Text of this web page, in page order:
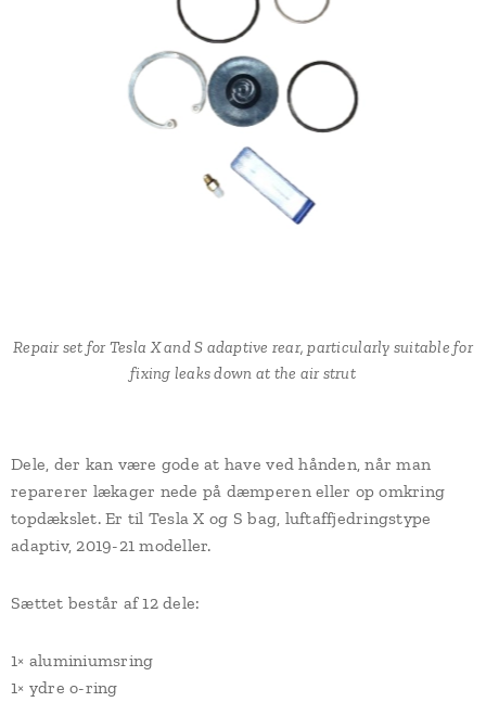
Repair set for Tesla X and S adaptive rear, particularly suitable for
fixing leaks down at the air strut
Dele, der kan være gode at have ved hånden, når man
reparerer lækager nede på dæmperen eller op omkring
topdækslet. Er til Tesla X og S bag, luftaffjedringstype
adaptiv, 2019-21 modeller.
Sættet består af 12 dele:
1× aluminiumsring
1× ydre o-ring